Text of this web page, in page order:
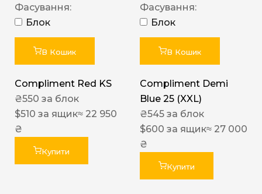
Фасування:
Блок
В Кошик
Compliment Red KS
₴550 за блок
$510 за ящик≈ 22 950
₴
Купити
Фасування:
Блок
В Кошик
Compliment Demi
Blue 25 (XXL)
₴545 за блок
$600 за ящик≈ 27 000
₴
Купити